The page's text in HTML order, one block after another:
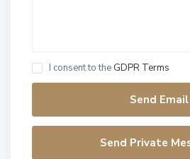
I consent to the GDPR Terms